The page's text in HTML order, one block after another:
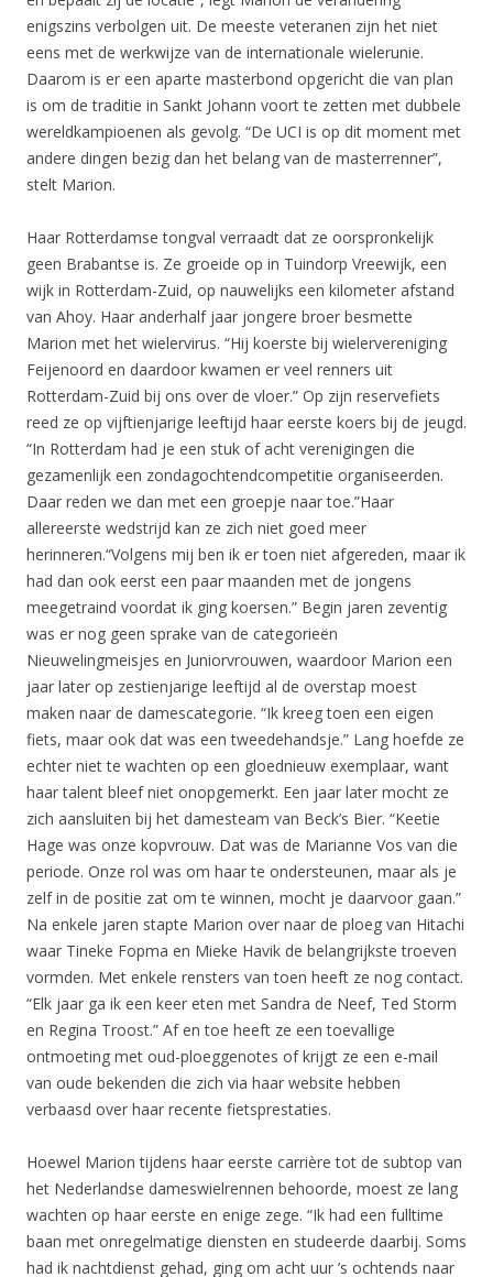
enigszins verbolgen uit. De meeste veteranen zijn het niet
eens met de werkwijze van de internationale wielerunie.
Daarom is er een aparte masterbond opgericht die van plan
is om de traditie in Sankt Johann voort te zetten met dubbele
wereldkampioenen als gevolg. “De UCI is op dit moment met
andere dingen bezig dan het belang van de masterrenner”,
stelt Marion.
Haar Rotterdamse tongval verraadt dat ze oorspronkelijk
geen Brabantse is. Ze groeide op in Tuindorp Vreewijk, een
wijk in Rotterdam-Zuid, op nauwelijks een kilometer afstand
van Ahoy. Haar anderhalf jaar jongere broer besmette
Marion met het wielervirus. “Hij koerste bij wielervereniging
Feijenoord en daardoor kwamen er veel renners uit
Rotterdam-Zuid bij ons over de vloer.” Op zijn reservefiets
reed ze op vijftienjarige leeftijd haar eerste koers bij de jeugd.
“In Rotterdam had je een stuk of acht verenigingen die
gezamenlijk een zondagochtendcompetitie organiseerden.
Daar reden we dan met een groepje naar toe.”Haar
allereerste wedstrijd kan ze zich niet goed meer
herinneren.“Volgens mij ben ik er toen niet afgereden, maar ik
had dan ook eerst een paar maanden met de jongens
meegetraind voordat ik ging koersen.” Begin jaren zeventig
was er nog geen sprake van de categorieën
Nieuwelingmeisjes en Juniorvrouwen, waardoor Marion een
jaar later op zestienjarige leeftijd al de overstap moest
maken naar de damescategorie. “Ik kreeg toen een eigen
fiets, maar ook dat was een tweedehandsje.” Lang hoefde ze
echter niet te wachten op een gloednieuw exemplaar, want
haar talent bleef niet onopgemerkt. Een jaar later mocht ze
zich aansluiten bij het damesteam van Beck’s Bier. “Keetie
Hage was onze kopvrouw. Dat was de Marianne Vos van die
periode. Onze rol was om haar te ondersteunen, maar als je
zelf in de positie zat om te winnen, mocht je daarvoor gaan.”
Na enkele jaren stapte Marion over naar de ploeg van Hitachi
waar Tineke Fopma en Mieke Havik de belangrijkste troeven
vormden. Met enkele rensters van toen heeft ze nog contact.
“Elk jaar ga ik een keer eten met Sandra de Neef, Ted Storm
en Regina Troost.” Af en toe heeft ze een toevallige
ontmoeting met oud-ploeggenotes of krijgt ze een e-mail
van oude bekenden die zich via haar website hebben
verbaasd over haar recente fietsprestaties.
Hoewel Marion tijdens haar eerste carrière tot de subtop van
het Nederlandse dameswielrennen behoorde, moest ze lang
wachten op haar eerste en enige zege. “Ik had een fulltime
baan met onregelmatige diensten en studeerde daarbij. Soms
had ik nachtdienst gehad, ging om acht uur ’s ochtends naar